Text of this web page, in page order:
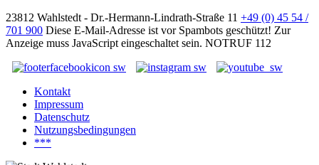
23812 Wahlstedt - Dr.-Hermann-Lindrath-Straße 11 +49 (0) 45 54 /
701 900 Diese E-Mail-Adresse ist vor Spambots geschützt! Zur
Anzeige muss JavaScript eingeschaltet sein. NOTRUF 112
Kontakt
Impressum
Datenschutz
Nutzungsbedingungen
***